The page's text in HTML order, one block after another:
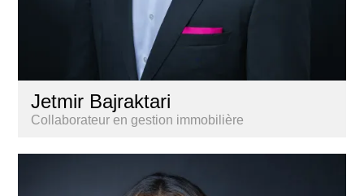
Jetmir Bajraktari
Collaborateur en gestion immobilière